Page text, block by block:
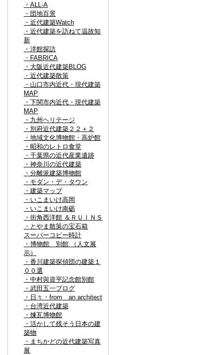
・ALL-A
・団地百景
・近代建築Watch
・近代建築を訪ねて温故知
新
・洋館探訪
・FABRICA
・大阪近代建築BLOG
・近代建築散策
・山口市内近代・現代建築
MAP
・下関市内近代・現代建築
MAP
・九州ヘリテージ
・別府近代建築２２＋２
・地域文化博物館・高炉館
・昭和のレトロ食堂
・千葉県の近代産業遺跡
・神奈川の近代建築
・分離派建築博物館
・モダン・デ・タウン
・建築マップ
・いこまいけ高岡
・いこまいけ南砺
・街角西洋館 ＆ＲＵＩＮＳ
・とやま散策の宝石箱
スーパーコピー時計
・博物館 別館 （人文展
示）
・香川建築探偵団の建築１
００選
・中村與資平記念館別館
・武田五一ブログ
・日々・from an architect
・台湾近代建築
・煉瓦博物館
・活かして残そう日本の建
築物
・まちかどの近代建築写真
展